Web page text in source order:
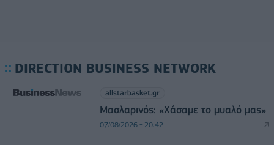
DIRECTION BUSINESS NETWORK
allstarbasket.gr
Μασλαρινός: «Χάσαμε το μυαλό μας»
07/08/2026 - 20:42